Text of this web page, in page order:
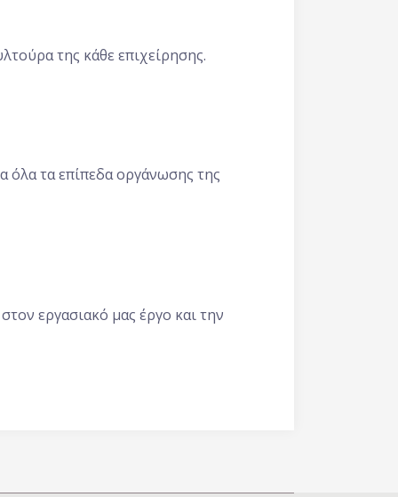
της κάθε επιχείρησης.
όλα τα επίπεδα οργάνωσης της
εργασιακό μας έργο και την